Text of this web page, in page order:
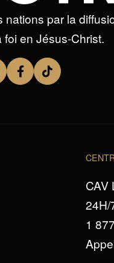
par la
en Jésus-Christ.
CAV
24H/
1